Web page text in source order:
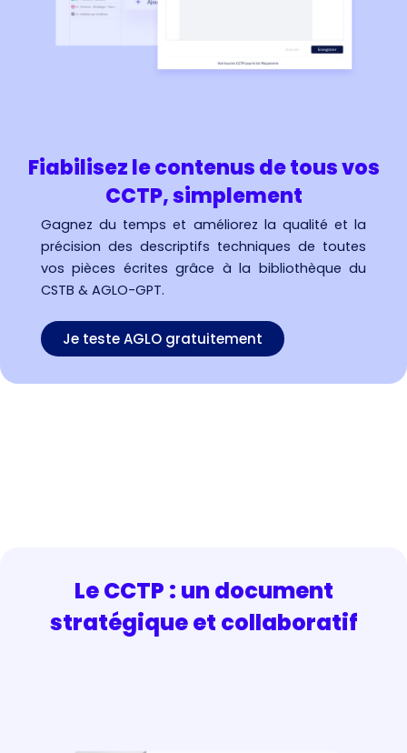
Fiabilisez le contenus de tous vos
CCTP, simplement
Gagnez du temps et améliorez la qualité et la
précision des descriptifs techniques de toutes
vos pièces écrites grâce à la bibliothèque du
CSTB & AGLO-GPT.
Je teste AGLO gratuitement
Le CCTP : un document
stratégique et collaboratif